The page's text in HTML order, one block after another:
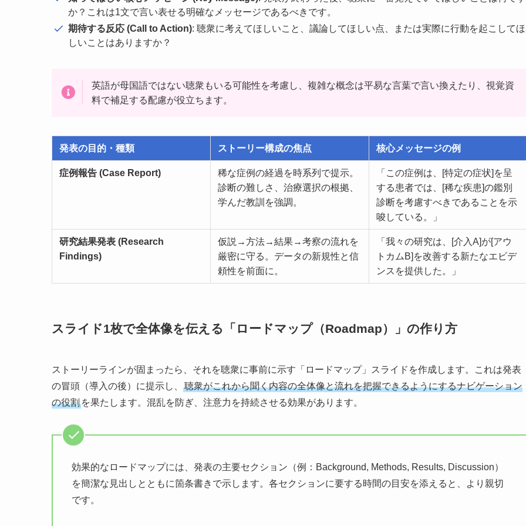
か？これは1文で言い表せる明確なメッセージであるべきです。
期待する反応 (Call to Action): 聴衆に考えてほしいこと、議論してほしい点、または実際に行動を起こしてほ
しいことはありますか？
英語が母国語ではない聴衆もいる可能性を考慮し、複雑な概念は平易な言葉で言い換えたり、視覚資
料で補足する配慮が役立ちます。
発表の目的・種類 ストーリー構成の焦点 核心メッセージの例
症例報告 (Case Report)
稀な症例の経過を時系列で提示。
診断の難しさ、治療選択の根拠、
学んだ教訓を強調。
「この症例は、[特定の症状]を呈
する患者では、[稀な疾患]の鑑別
診断を考慮すべきであることを示
唆している。」
研究結果発表 (Research
Findings)
仮説→方法→結果→考察の流れを
厳密に守る。データの新規性と信
頼性を前面に。
「我々の研究は、[介入A]が[アウ
トカムB]を改善する新たなエビデ
ンスを提供した。」
スライド1枚で全体像を伝える「ロードマップ（Roadmap）」の作り方
ストーリーラインが固まったら、それを聴衆に事前に示す「ロードマップ」スライドを作成します。これは発表
の冒頭（導入の後）に提示し、
聴衆がこれから聞く内容の全体像と流れを把握できるようにするナビゲーション
の役割 を果たします。混乱を防ぎ、注意力を持続させる効果があります。
効果的なロードマップには、発表の主要セクション（例：Background, Methods, Results, Discussion）
を簡潔な見出しとともに箇条書きで示します。各セクションに要する時間の目安を添えると、より親切
です。